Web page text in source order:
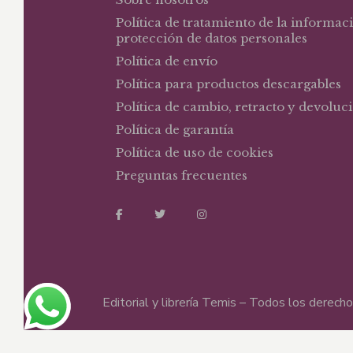
Política de tratamiento de la
protección de datos personales
Política de envío
Política para productos descargables
Política de cambio, retracto y
Política de garantía
Política de uso de cookies
Preguntas frecuentes
Editorial y librería Temis – Todos los